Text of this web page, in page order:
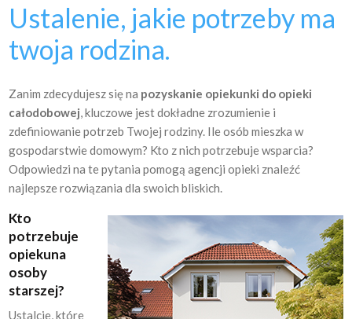
Ustalenie, jakie potrzeby ma
twoja rodzina.
Zanim zdecydujesz się na pozyskanie opiekunki do opieki
całodobowej, kluczowe jest dokładne zrozumienie i
zdefiniowanie potrzeb Twojej rodziny. Ile osób mieszka w
gospodarstwie domowym? Kto z nich potrzebuje wsparcia?
Odpowiedzi na te pytania pomogą agencji opieki znaleźć
najlepsze rozwiązania dla swoich bliskich.
Kto
potrzebuje
opiekuna
osoby
starszej?
Ustalcie, które